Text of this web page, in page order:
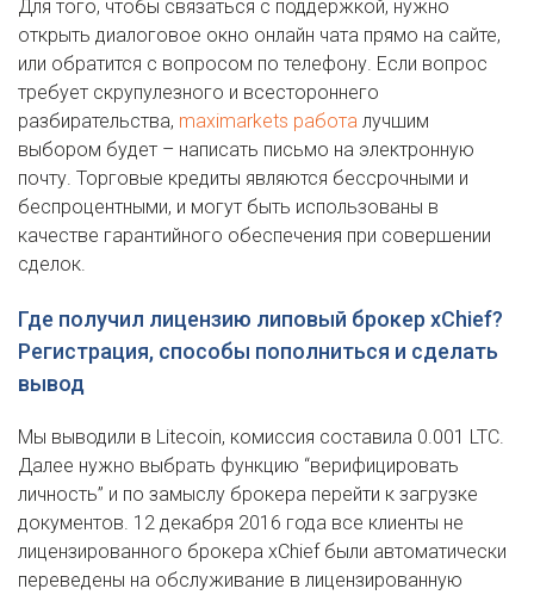
Для того, чтобы связаться с поддержкой, нужно
открыть диалоговое окно онлайн чата прямо на сайте,
или обратится с вопросом по телефону. Если вопрос
требует скрупулезного и всестороннего
разбирательства, maximarkets работа лучшим
выбором будет – написать письмо на электронную
почту. Торговые кредиты являются бессрочными и
беспроцентными, и могут быть использованы в
качестве гарантийного обеспечения при совершении
сделок.
Где получил лицензию липовый брокер xChief?
Регистрация, способы пополниться и сделать
вывод
Мы выводили в Litecoin, комиссия составила 0.001 LTC.
Далее нужно выбрать функцию “верифицировать
личность” и по замыслу брокера перейти к загрузке
документов. 12 декабря 2016 года все клиенты не
лицензированного брокера xChief были автоматически
переведены на обслуживание в лицензированную